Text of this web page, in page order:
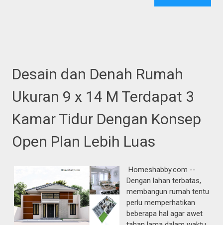
Desain dan Denah Rumah
Ukuran 9 x 14 M Terdapat 3
Kamar Tidur Dengan Konsep
Open Plan Lebih Luas
Homeshabby.com --
Dengan lahan terbatas,
membangun rumah tentu
perlu memperhatikan
beberapa hal agar awet